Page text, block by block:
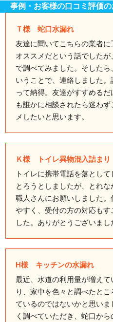
事例・お客様の口コミ評価
Ｔ様 蛇口水漏れ
友達に聞いてこちらの業者
オススメだという話でした
で調べてみました。そした
いうことで、連絡しました
って納得。友達がすすめる
も誰かに相談されたら迷わ
メしたいと思います。
Ｋ様 トイレ異物混入詰まり
トイレに携帯電話を落とし
とろうとしましたが、とれ
職人さんにお願いしました
やすく、受付の方の対応も
した。ありがとうございまし
H様 キッチンの水漏れ
最近、水道の利用量が増え
り、家中を色々と調べたと
ているのではないかと思い
く調べていただき、蛇口か